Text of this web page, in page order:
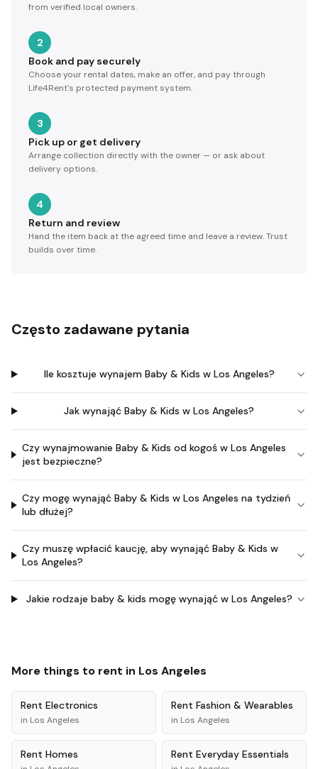
from verified local owners.
2
Book and pay securely
Choose your rental dates, make an offer, and pay through
Life4Rent's protected payment system.
3
Pick up or get delivery
Arrange collection directly with the owner — or ask about
delivery options.
4
Return and review
Hand the item back at the agreed time and leave a review. Trust
builds over time.
Często zadawane pytania
Ile kosztuje wynajem Baby & Kids w Los Angeles?
Jak wynająć Baby & Kids w Los Angeles?
Czy wynajmowanie Baby & Kids od kogoś w Los Angeles
jest bezpieczne?
Czy mogę wynająć Baby & Kids w Los Angeles na tydzień
lub dłużej?
Czy muszę wpłacić kaucję, aby wynająć Baby & Kids w
Los Angeles?
Jakie rodzaje baby & kids mogę wynająć w Los Angeles?
More things to rent in Los Angeles
Rent Electronics
in Los Angeles
Rent Fashion & Wearables
in Los Angeles
Rent Homes Rent Everyday Essentials